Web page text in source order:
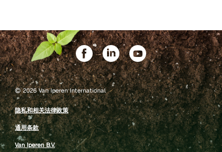
©2026 Van Iperen International
隐私和相关法律政策
通用条款
Van Iperen B.V.